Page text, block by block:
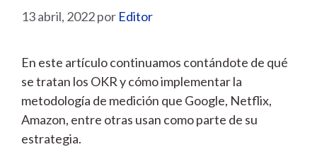
13 abril, 2022por Editor
En este artículo continuamos contándote de qué
se tratan los OKR y cómo implementar la
metodología de medición que Google, Netflix,
Amazon, entre otras usan como parte de su
estrategia.